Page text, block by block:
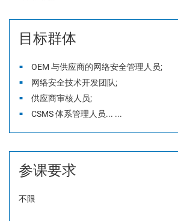
理解网络安全开发流程：包括需求确定、
证、确认及相关支持过程，如变更，配置等;
掌握TARA 分析方法;
掌握网络安全项目方法及应用;
掌握网络安全内审过程及审核技巧。
目标群体
OEM 与供应商的网络安全管理人员;
网络安全技术开发团队;
供应商审核人员;
CSMS体系管理人员... ...
参课要求
不限